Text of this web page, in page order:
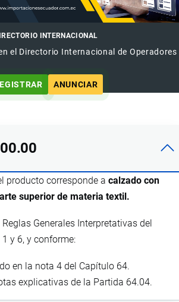
INTERNACIONAL
el Directorio Internacional de Operadores
ANUNCIAR
producto corresponde a calzado con
superior de materia textil.
Generales Interpretativas del
y 6, y conforme:
en la nota 4 del Capítulo 64.
explicativas de la Partida 64.04.